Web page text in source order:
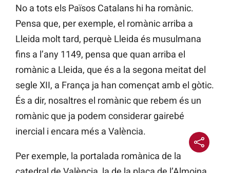
No a tots els Països Catalans hi ha romànic.
Pensa que, per exemple, el romànic arriba a
Lleida molt tard, perquè Lleida és musulmana
fins a l’any 1149, pensa que quan arriba el
romànic a Lleida, que és a la segona meitat del
segle XII, a França ja han començat amb el gòtic.
És a dir, nosaltres el romànic que rebem és un
romànic que ja podem considerar gairebé
inercial i encara més a València.
Per exemple, la portalada romànica de la